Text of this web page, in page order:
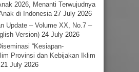
2026, Menanti Terwujudnya
di Indonesia 27 July 2026
Update – Volume XX, No.7 –
Version) 24 July 2026
“Kesiapan-
Provinsi dan Kebijakan Iklim
21 July 2026